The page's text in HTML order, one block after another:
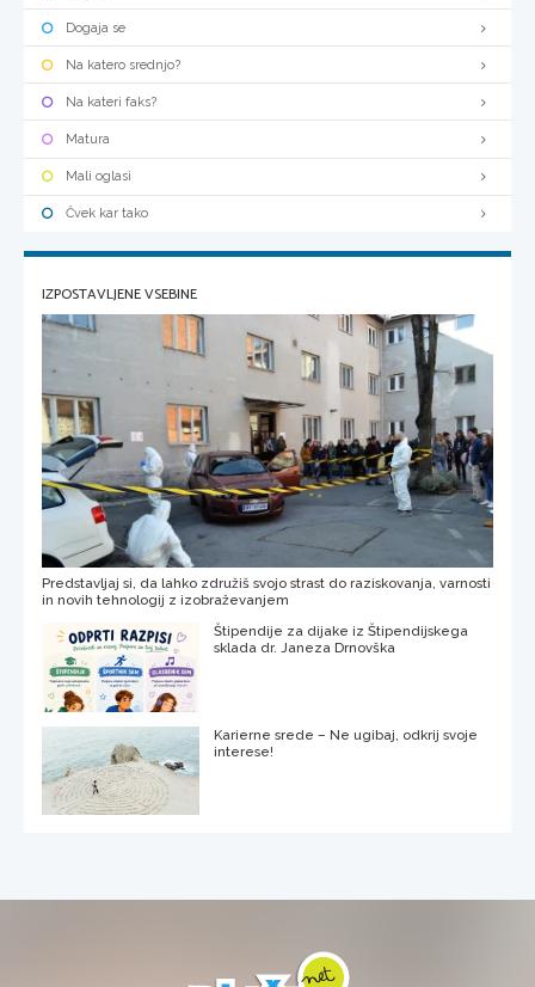
Dogaja se
Na katero srednjo?
Na kateri faks?
Matura
Mali oglasi
Čvek kar tako
IZPOSTAVLJENE VSEBINE
Predstavljaj si, da lahko združiš svojo strast do raziskovanja, varnosti
in novih tehnologij z izobraževanjem
Štipendije za dijake iz Štipendijskega
sklada dr. Janeza Drnovška
Karierne srede – Ne ugibaj, odkrij svoje
interese!